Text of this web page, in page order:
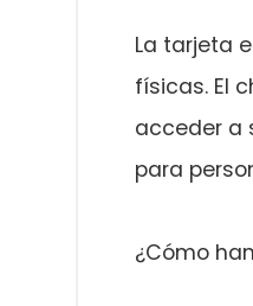
La tarjeta
físicas. El
acceder a
para
¿Cómo